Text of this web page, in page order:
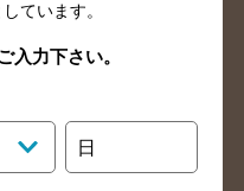
島県のバー検索
媛県のバー検索
佐賀県のバー検索
本県のバー検索
ています。
入力下さい。
日